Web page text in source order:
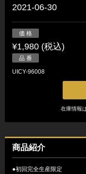
2021-06-30
価 格
¥1,980 (税込)
品 番
UICY-96008
在庫情報
商品紹介
●初回完全生産限定